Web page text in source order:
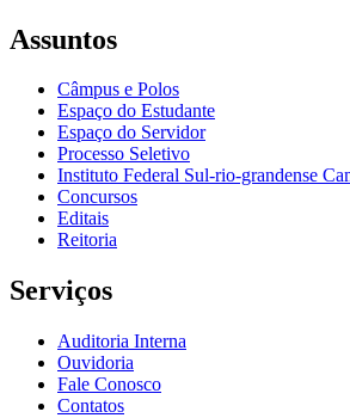
Assuntos
Câmpus e Polos
Espaço do Estudante
Espaço do Servidor
Processo Seletivo
Instituto Federal Sul-rio-grandense
Concursos
Editais
Reitoria
Serviços
Auditoria Interna
Ouvidoria
Fale Conosco
Contatos